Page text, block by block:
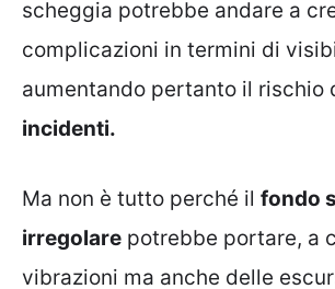
scheggia potrebbe andare a
complicazioni in termini di
aumentando pertanto il rischio
incidenti.
Ma non è tutto perché il fondo
irregolare potrebbe portare, a
vibrazioni ma anche delle